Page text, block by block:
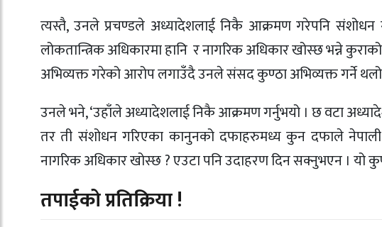
त्यस्तै, उनले प्रचण्डले अध्यादेशलाई निकै आक्रमण गरेपनि
लोकतान्त्रिक अधिकारमा हानि र नागरिक अधिकार खोस्छ भन्ने
अभिव्यक्त गरेको आरोप लगाउँदै उनले संसद कुण्ठा अभिव्यक्त गर्ने
उनले भने, ‘उहाँले अध्यादेशलाई निकै आक्रमण गर्नुभयो । छ वटा
तर ती संशोधन गरिएका कानुनको दफाहरुमध्य कुन दफाले
नागरिक अधिकार खोस्छ ? एउटा पनि उदाहरण दिन सक्नुभएन । यो
तपाईको प्रतिक्रिया !